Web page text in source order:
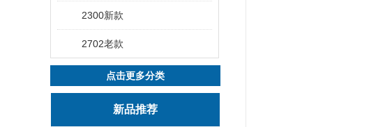
2300新款
2702老款
点击更多分类
新品推荐